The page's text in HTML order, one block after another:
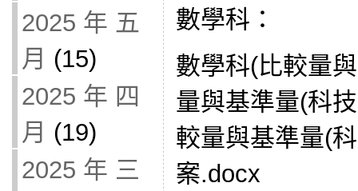
2025 年 五
月 (15)
2025 年 四
月 (19)
2025 年 三
數學科：
數學科(比較量
量與基準量(科
較量與基準量(
案.docx